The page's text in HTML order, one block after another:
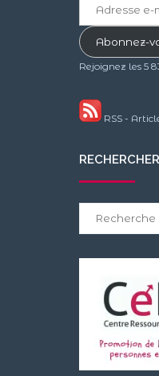
mailAbonnez-
Rejoignez les 5
RSS -